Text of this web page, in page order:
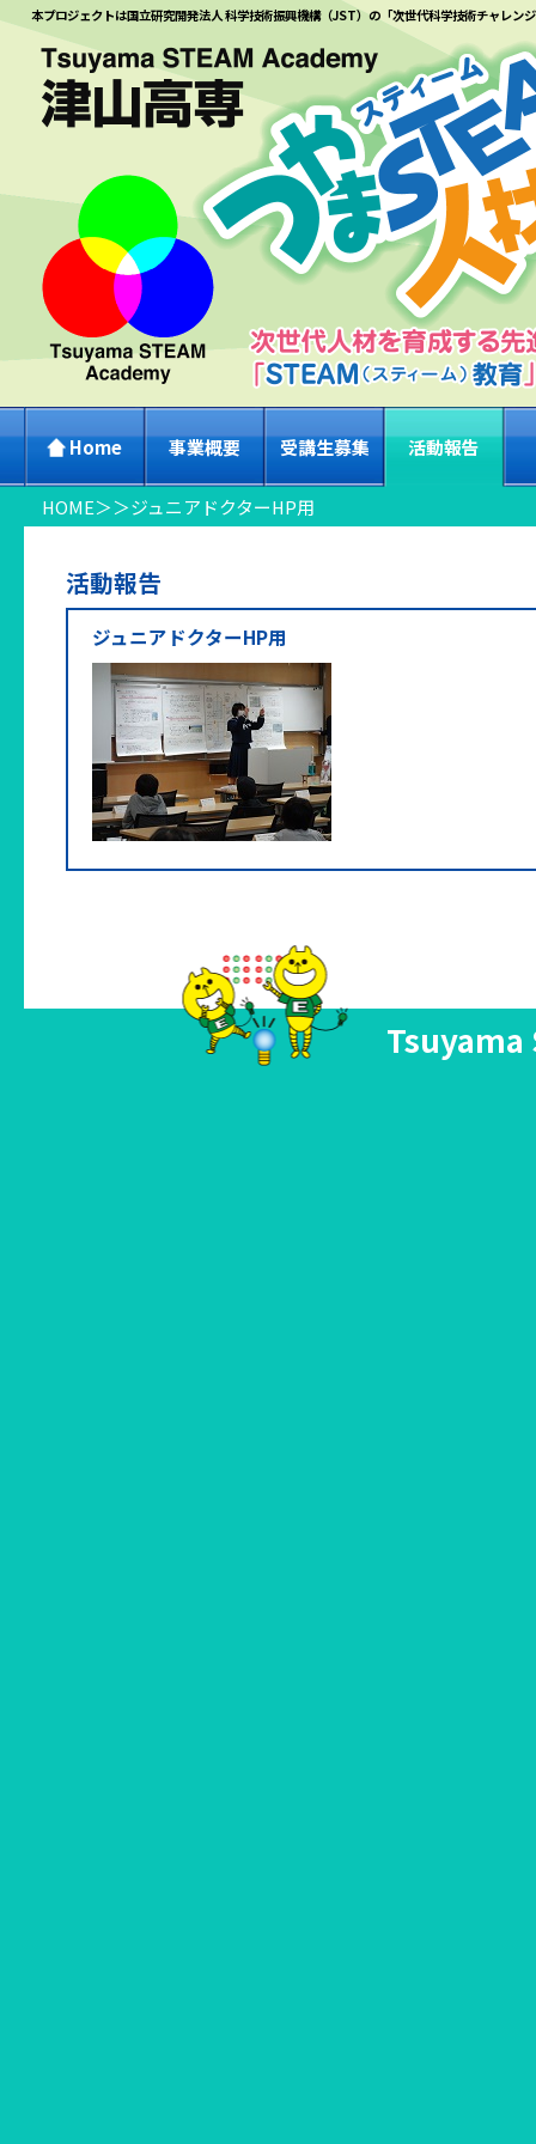
本プロジェクトは国立研究開発法人 科学技術振興機構（JST）の「次世代科学技術チャレン
Home 事業概要 受講生募集 活動報告
HOME＞＞ジュニアドクターHP用
活動報告
ジュニアドクターHP用
Tsuyama